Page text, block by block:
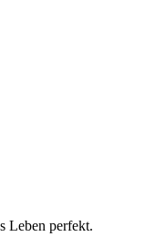
Leben perfekt.